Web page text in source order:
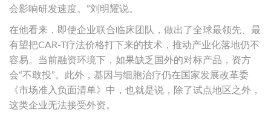
会影响研发速度。”刘明耀说。
在他看来，即使企业联合临床团队，做出了全球最领先、最
有望把CAR-T疗法价格打下来的技术，推动产业化落地仍不
容易。当前融资环境下，如果缺乏国外的对标产品，资方
会“不敢投”。此外，基因与细胞治疗仍在国家发展改革委
《市场准入负面清单》中，也就是说，除了试点地区之外，
这类企业无法接受外资。